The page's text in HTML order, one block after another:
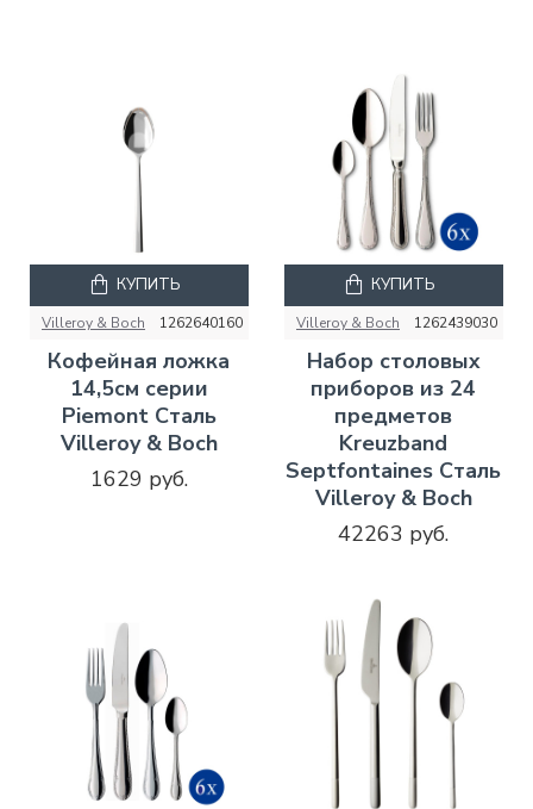
Villeroy & Boch 1262640160
Кофейная ложка
14,5см серии
Piemont Сталь
Villeroy & Boch
1629 руб.
КУПИТЬ
Villeroy & Boch 1262439030
Набор столовых
приборов из 24
предметов
Kreuzband
Septfontaines Сталь
Villeroy & Boch
42263 руб.
КУПИТЬ